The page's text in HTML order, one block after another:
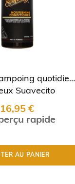
quotidien
Suavecito
16,95 €
rapide
AU PANIER